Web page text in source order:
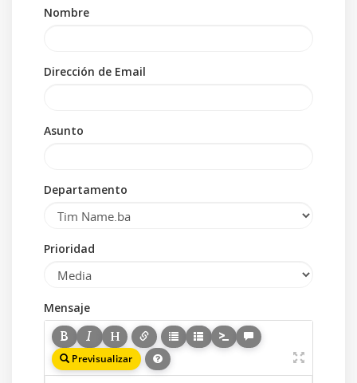
Nombre
Dirección de Email
Asunto
Departamento
Prioridad
Mensaje
Previsualizar